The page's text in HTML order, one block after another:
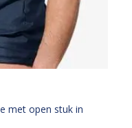
met open stuk in